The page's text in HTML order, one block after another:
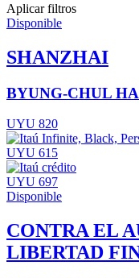
Aplicar filtros
Disponible
SHANZHAI
BYUNG-CHUL
UYU 820
UYU 615
UYU 697
Disponible
CONTRA EL
LIBERTAD